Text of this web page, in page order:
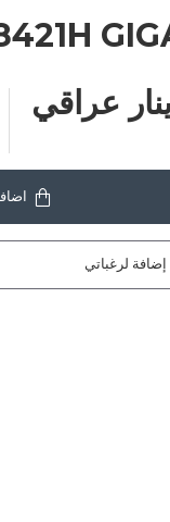
إضافة لرغباتي